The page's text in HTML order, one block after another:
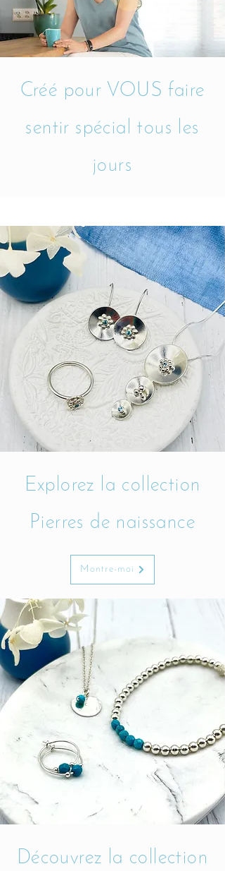
Créé pour VOUS faire
sentir spécial tous les
jours
Explorez la collection
Pierres de naissance
Montre-moi
Découvrez la collection